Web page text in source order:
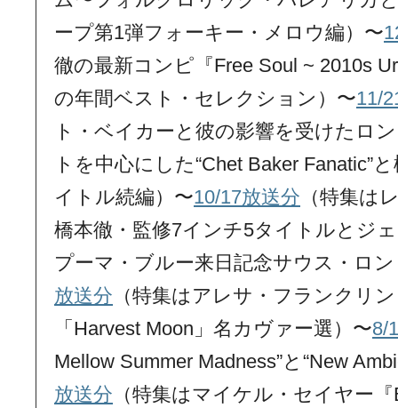
ープ第1弾フォーキー・メロウ編）〜
徹の最新コンピ『Free Soul ~ 2010s
の年間ベスト・セレクション）〜11/
ト・ベイカーと彼の影響を受けたロ
トを中心にした“Chet Baker Fanatic”
イトル続編）〜10/17放送分 （特集は
橋本徹・監修7インチ5タイトルとジ
プーマ・ブルー来日記念サウス・ロ
放送分 （特集はアレサ・フランクリ
「Harvest Moon」名カヴァー選）〜8/
Mellow Summer Madness”と“New
放送分 （特集はマイケル・セイヤー